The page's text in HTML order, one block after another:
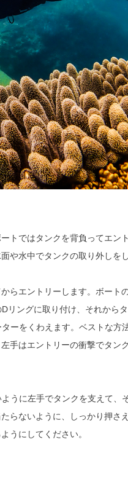
トではタンクを背負ってエン
や水中でタンクの取り外しをし
らエントリーします。ボート
リングに取り付け、それから
ーをくわえます。ベストな方
手はエントリーの衝撃でタン
うに左手でタンクを支えて、
らないように、しっかり押さ
うにしてください。